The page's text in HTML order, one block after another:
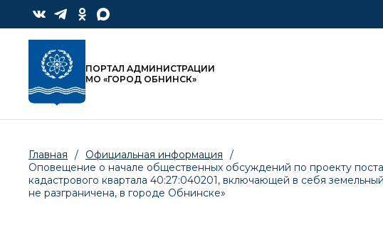
ПОРТАЛ АДМИНИСТРАЦИИ
МО «ГОРОД ОБНИНСК»
Главная / Официальная информация
/
Оповещение о начале общественных обсуждений по проекту
кадастрового квартала 40:27:040201, включающей в себя
не разграничена, в городе Обнинске»